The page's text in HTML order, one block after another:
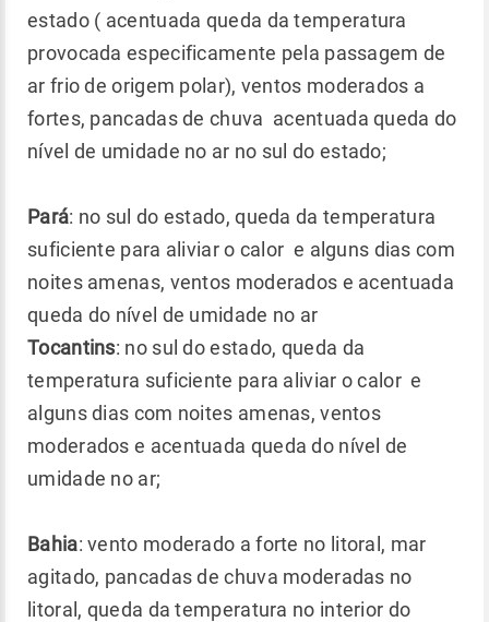
estado ( acentuada queda da temperatura
provocada especificamente pela passagem de
ar frio de origem polar), ventos moderados a
fortes, pancadas de chuva acentuada queda do
nível de umidade no ar no sul do estado;
Pará: no sul do estado, queda da temperatura
suficiente para aliviar o calor e alguns dias com
noites amenas, ventos moderados e acentuada
queda do nível de umidade no ar
Tocantins: no sul do estado, queda da
temperatura suficiente para aliviar o calor e
alguns dias com noites amenas, ventos
moderados e acentuada queda do nível de
umidade no ar;
Bahia: vento moderado a forte no litoral, mar
agitado, pancadas de chuva moderadas no
litoral, queda da temperatura no interior do